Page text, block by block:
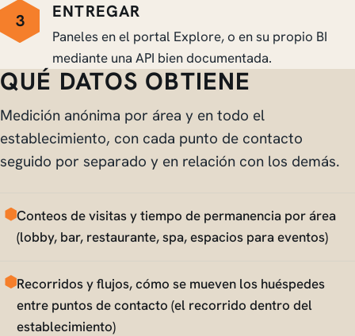
3 ENTREGAR
Paneles en el portal Explore, o en su propio BI
mediante una API bien documentada.
QUÉ DATOS OBTIENE
Medición anónima por área y en todo el
establecimiento, con cada punto de contacto
seguido por separado y en relación con los demás.
Conteos de visitas y tiempo de permanencia por área
(lobby, bar, restaurante, spa, espacios para eventos)
Recorridos y flujos, cómo se mueven los huéspedes
entre puntos de contacto (el recorrido dentro del
establecimiento)